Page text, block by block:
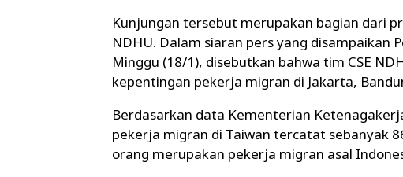
Kunjungan tersebut merupakan bagian dari
NDHU. Dalam siaran pers yang disampaikan
Minggu (18/1), disebutkan bahwa tim CSE
kepentingan pekerja migran di Jakarta,
Berdasarkan data Kementerian
pekerja migran di Taiwan tercatat sebanyak
orang merupakan pekerja migran asal